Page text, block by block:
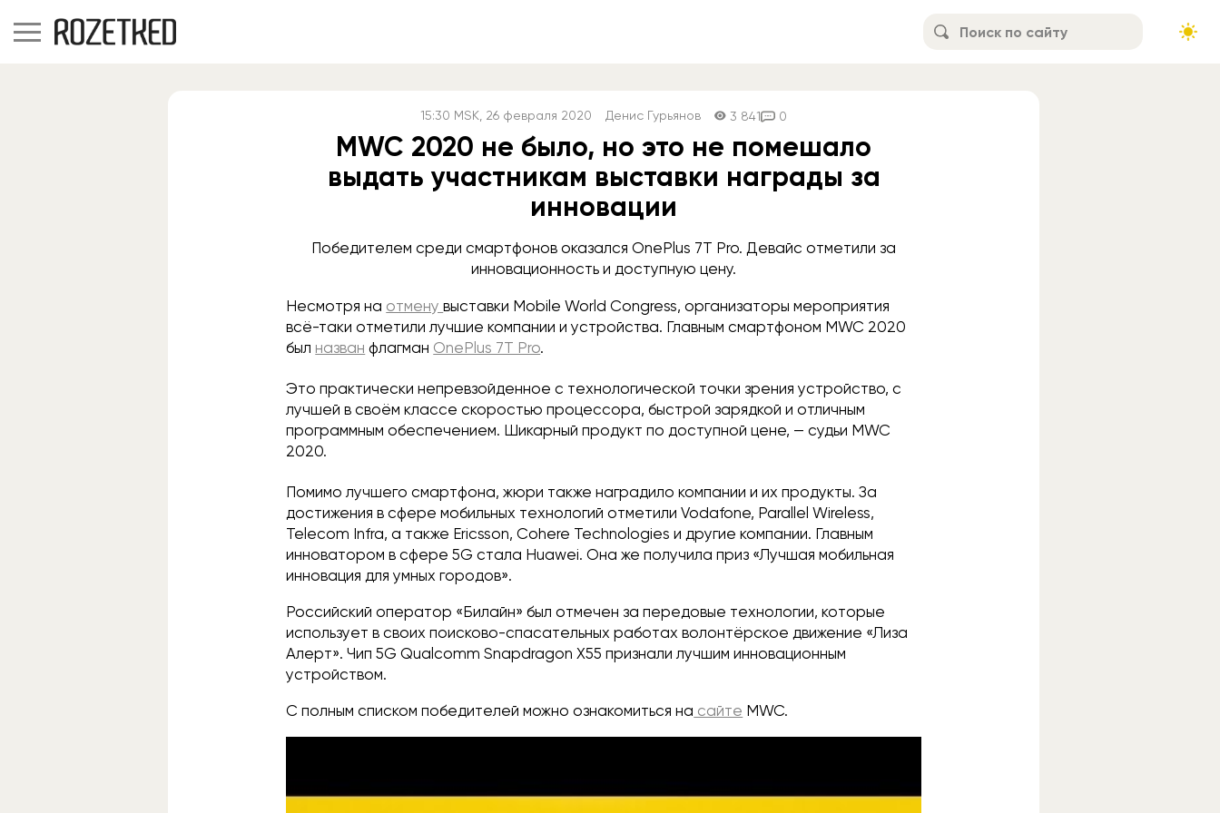
15:30 MSK , 26 февраля 2020 Денис Гурьянов 3 841 0
MWC 2020 не было, но это не помешало
выдать участникам выставки награды за
инновации
Победителем среди смартфонов оказался OnePlus 7T Pro. Девайс отметили за
инновационность и доступную цену.
Несмотря на отменувыставки Mobile World Congress, организаторы мероприятия
всё-таки отметили лучшие компании и устройства. Главным смартфоном MWC 2020
был назван флагман OnePlus 7T Pro.
Это практически непревзойденное с технологической точки зрения устройство, с
лучшей в своём классе скоростью процессора, быстрой зарядкой и отличным
программным обеспечением. Шикарный продукт по доступной цене, — судьи MWC
2020.
Помимо лучшего смартфона, жюри также наградило компании и их продукты. За
достижения в сфере мобильных технологий отметили Vodafone, Parallel Wireless,
Telecom Infra, а также Ericsson, Cohere Technologies и другие компании. Главным
инноватором в сфере 5G стала Huawei. Она же получила приз «Лучшая мобильная
инновация для умных городов».
Российский оператор «Билайн» был отмечен за передовые технологии, которые
использует в своих поисково-спасательных работах волонтёрское движение «Лиза
Алерт». Чип 5G Qualcomm Snapdragon X55 признали лучшим инновационным
устройством.
С полным списком победителей можно ознакомиться на сайте MWC.